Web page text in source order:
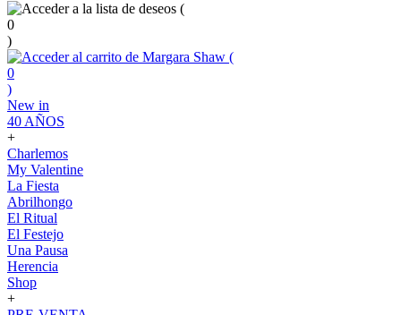
(
0
)
(
0
)
New in
40 AÑOS
+
Charlemos
My Valentine
La Fiesta
Abrilhongo
El Ritual
El Festejo
Una Pausa
Herencia
Shop
+